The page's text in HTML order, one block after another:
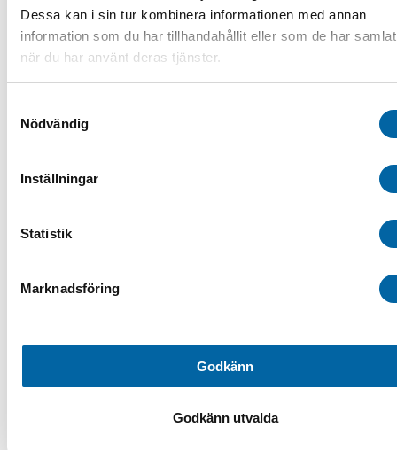
Dessa kan i sin tur kombinera informationen med annan
information som du har tillhandahållit eller som de har
när du har använt deras tjänster.
Nödvändig
Inställningar
Statistik
Marknadsföring
Godkänn
Godkänn utvalda
ATV-vagnar
Delar/Tillbehör
Flishugg
Lastramper
Eldelar
Fjädring & Chassi
Förvaringsboxar & Väskor
Fotpinnar & Fotstöd
Kapell ATV/SSV
Plogblad & Fästen
Övriga vintertillbehör